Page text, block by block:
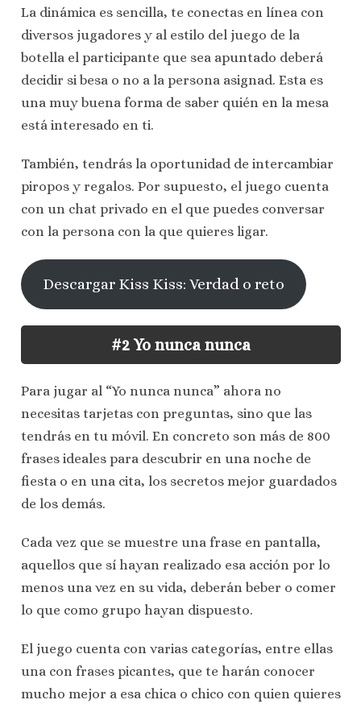
La dinámica es sencilla, te conectas en línea con
diversos jugadores y al estilo del juego de la
botella el participante que sea apuntado deberá
decidir si besa o no a la persona asignad. Esta es
una muy buena forma de saber quién en la mesa
está interesado en ti.
También, tendrás la oportunidad de intercambiar
piropos y regalos. Por supuesto, el juego cuenta
con un chat privado en el que puedes conversar
con la persona con la que quieres ligar.
Descargar Kiss Kiss: Verdad o reto
#2 Yo nunca nunca
Para jugar al “Yo nunca nunca” ahora no
necesitas tarjetas con preguntas, sino que las
tendrás en tu móvil. En concreto son más de 800
frases ideales para descubrir en una noche de
fiesta o en una cita, los secretos mejor guardados
de los demás.
Cada vez que se muestre una frase en pantalla,
aquellos que sí hayan realizado esa acción por lo
menos una vez en su vida, deberán beber o comer
lo que como grupo hayan dispuesto.
El juego cuenta con varias categorías, entre ellas
una con frases picantes, que te harán conocer
mucho mejor a esa chica o chico con quien quieres